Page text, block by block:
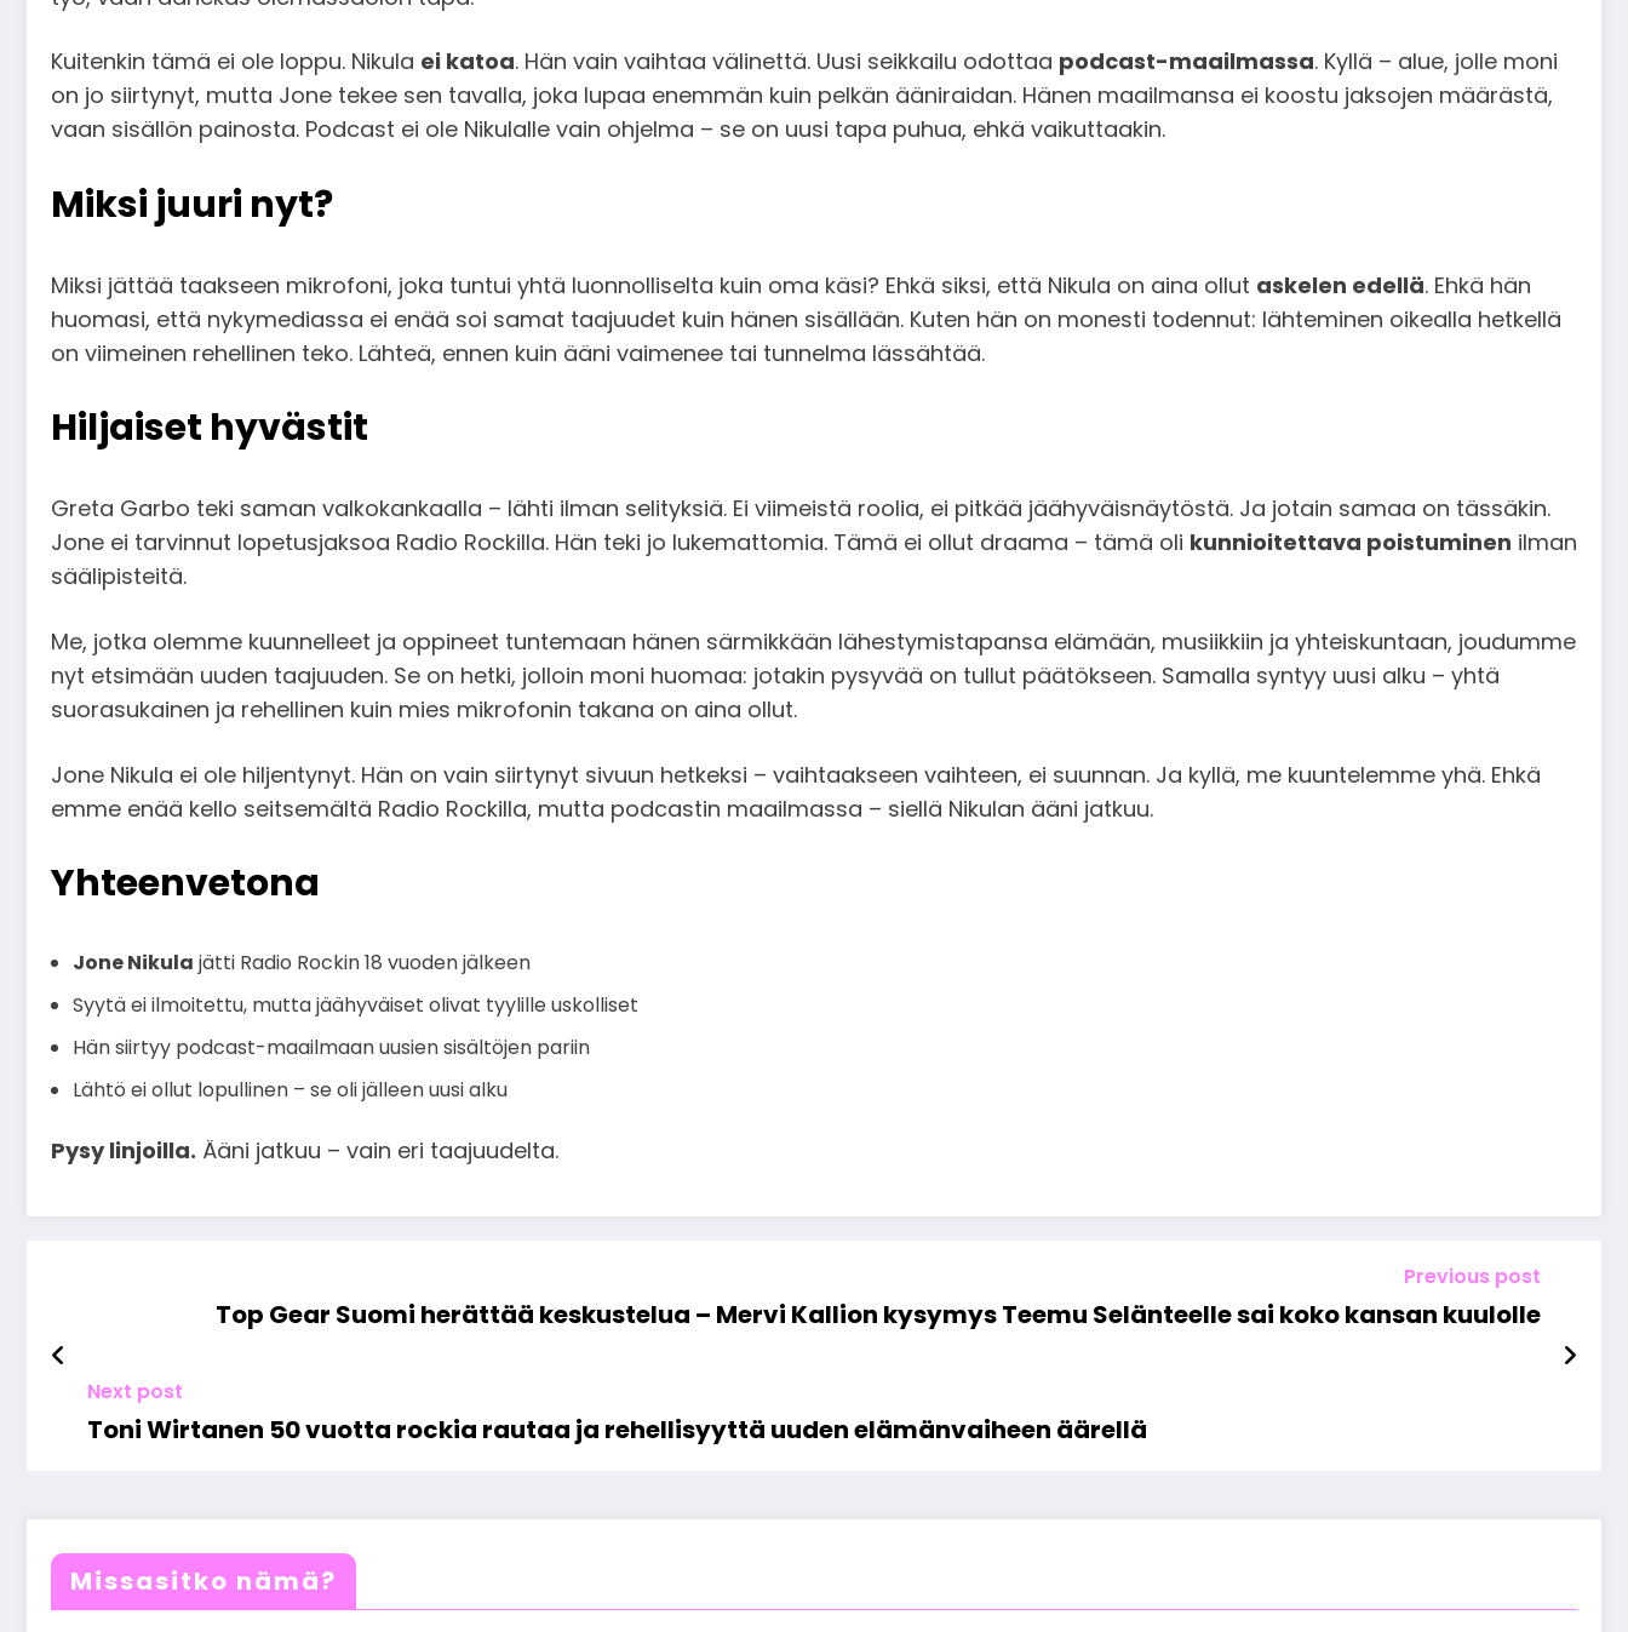
Kuitenkin tämä ei ole loppu. Nikula ei katoa. Hän vain vaihtaa välinettä. Uusi seikkailu odottaa podcast-maailmassa. Kyllä – alue, jolle moni
on jo siirtynyt, mutta Jone tekee sen tavalla, joka lupaa enemmän kuin pelkän ääniraidan. Hänen maailmansa ei koostu jaksojen määrästä,
vaan sisällön painosta. Podcast ei ole Nikulalle vain ohjelma – se on uusi tapa puhua, ehkä vaikuttaakin.
Miksi juuri nyt?
Miksi jättää taakseen mikrofoni, joka tuntui yhtä luonnolliselta kuin oma käsi? Ehkä siksi, että Nikula on aina ollut askelen edellä. Ehkä hän
huomasi, että nykymediassa ei enää soi samat taajuudet kuin hänen sisällään. Kuten hän on monesti todennut: lähteminen oikealla hetkellä
on viimeinen rehellinen teko. Lähteä, ennen kuin ääni vaimenee tai tunnelma lässähtää.
Hiljaiset hyvästit
Greta Garbo teki saman valkokankaalla – lähti ilman selityksiä. Ei viimeistä roolia, ei pitkää jäähyväisnäytöstä. Ja jotain samaa on tässäkin.
Jone ei tarvinnut lopetusjaksoa Radio Rockilla. Hän teki jo lukemattomia. Tämä ei ollut draama – tämä oli kunnioitettava poistuminen ilman
säälipisteitä.
Me, jotka olemme kuunnelleet ja oppineet tuntemaan hänen särmikkään lähestymistapansa elämään, musiikkiin ja yhteiskuntaan, joudumme
nyt etsimään uuden taajuuden. Se on hetki, jolloin moni huomaa: jotakin pysyvää on tullut päätökseen. Samalla syntyy uusi alku – yhtä
suorasukainen ja rehellinen kuin mies mikrofonin takana on aina ollut.
Jone Nikula ei ole hiljentynyt. Hän on vain siirtynyt sivuun hetkeksi – vaihtaakseen vaihteen, ei suunnan. Ja kyllä, me kuuntelemme yhä. Ehkä
emme enää kello seitsemältä Radio Rockilla, mutta podcastin maailmassa – siellä Nikulan ääni jatkuu.
Yhteenvetona
Jone Nikula jätti Radio Rockin 18 vuoden jälkeen
Syytä ei ilmoitettu, mutta jäähyväiset olivat tyylille uskolliset
Hän siirtyy podcast-maailmaan uusien sisältöjen pariin
Lähtö ei ollut lopullinen – se oli jälleen uusi alku
Pysy linjoilla. Ääni jatkuu – vain eri taajuudelta.
Previous post
Top Gear Suomi herättää keskustelua – Mervi Kallion kysymys Teemu Selänteelle sai koko kansan kuulolle
Next post
Toni Wirtanen 50 vuotta rockia rautaa ja rehellisyyttä uuden elämänvaiheen äärellä
Missasitko nämä?